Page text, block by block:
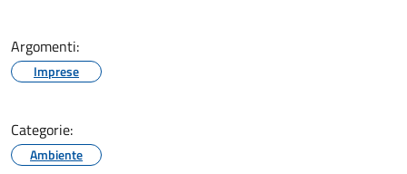
Argomenti:
Imprese
Categorie:
Ambiente